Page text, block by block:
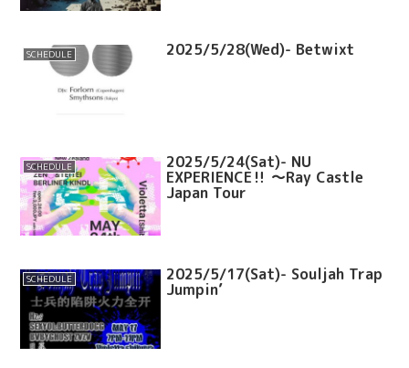
SCHEDULE 2025/5/28(Wed)- Betwixt
SCHEDULE 2025/5/24(Sat)- NU
EXPERIENCE‼︎ 〜Ray Castle
Japan Tour
SCHEDULE 2025/5/17(Sat)- Souljah Trap
Jumpin’